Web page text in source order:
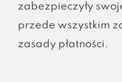
zabezpieczyły
przede wszystkim
zasady płatności.